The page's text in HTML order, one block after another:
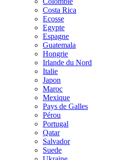
Costa Rica
Ecosse
Egypte
Espagne
Guatemala
Hongrie
Irlande du Nord
Italie
Japon
Maroc
Mexique
Pays de Galles
Pérou
Portugal
Qatar
Salvador
Suede